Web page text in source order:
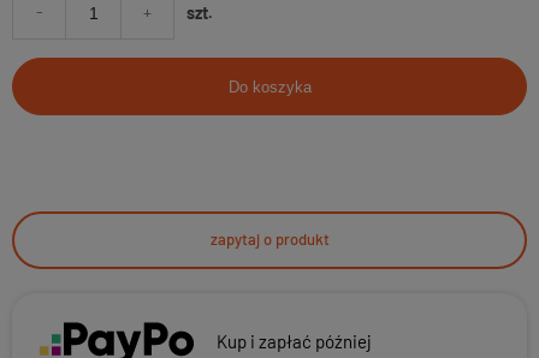
- + szt.
Do koszyka
zapytaj o produkt
Kup i zapłać później